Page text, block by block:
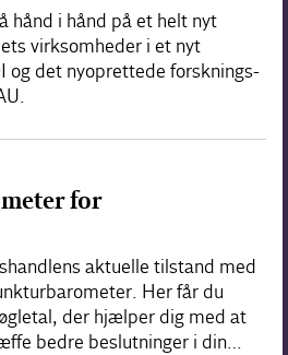
hånd i hånd på et helt nyt
virksomheder i et nyt
og det nyoprettede forsknings-
for
aktuelle tilstand med
Her får du
der hjælper dig med at
bedre beslutninger i din…